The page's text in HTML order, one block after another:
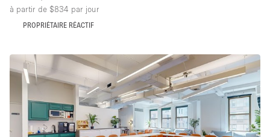
à partir de $834 par jour
PROPRIÉTAIRE RÉACTIF